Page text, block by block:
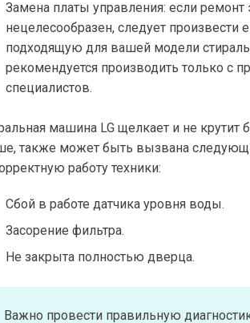
Замена платы управления: если ремонт
нецелесообразен, следует произвести
подходящую для вашей модели
рекомендуется производить только с
специалистов.
машина LG щелкает и не крутит
также может быть вызвана
работу техники:
Сбой в работе датчика уровня воды.
Засорение фильтра.
Не закрыта полностью дверца.
Важно провести правильную